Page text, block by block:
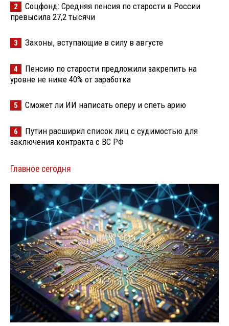
2
Соцфонд: Средняя пенсия по старости в России
превысила 27,2 тысячи
3 Законы, вступающие в силу в августе
4
Пенсию по старости предложили закрепить на
уровне не ниже 40% от заработка
5 Сможет ли ИИ написать оперу и спеть арию
6
Путин расширил список лиц с судимостью для
заключения контракта с ВС РФ
Главное сегодня